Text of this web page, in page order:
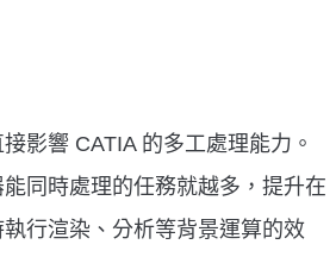
影響 CATIA 的多工處理能力。
同時處理的任務就越多，提升在
行渲染、分析等背景運算的效